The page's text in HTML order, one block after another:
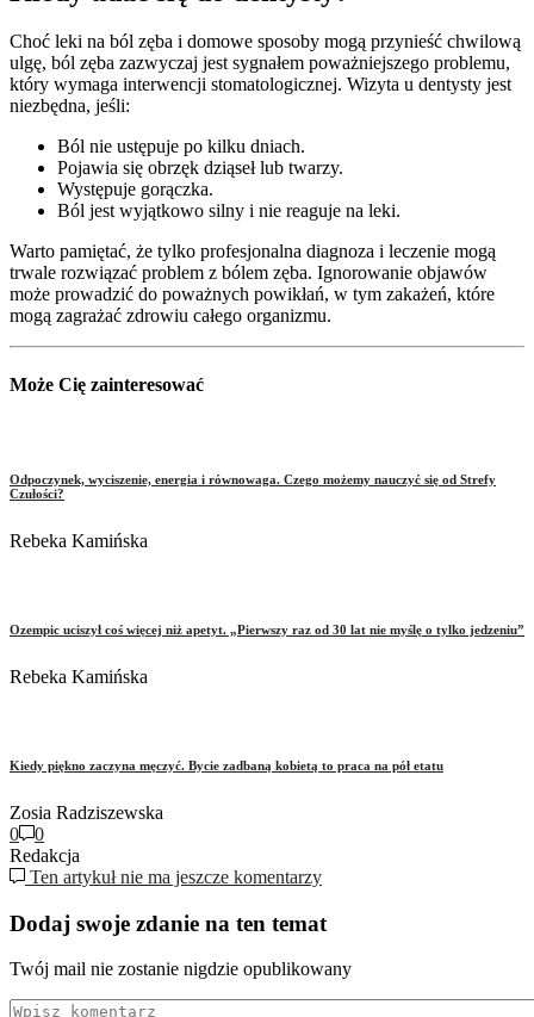
Choć leki na ból zęba i domowe sposoby mogą przynieść chwilową
ulgę, ból zęba zazwyczaj jest sygnałem poważniejszego problemu,
który wymaga interwencji stomatologicznej. Wizyta u dentysty jest
niezbędna, jeśli:
Ból nie ustępuje po kilku dniach.
Pojawia się obrzęk dziąseł lub twarzy.
Występuje gorączka.
Ból jest wyjątkowo silny i nie reaguje na leki.
Warto pamiętać, że tylko profesjonalna diagnoza i leczenie mogą
trwale rozwiązać problem z bólem zęba. Ignorowanie objawów
może prowadzić do poważnych powikłań, w tym zakażeń, które
mogą zagrażać zdrowiu całego organizmu.
Może Cię zainteresować
Odpoczynek, wyciszenie, energia i równowaga. Czego możemy nauczyć się od Strefy
Czułości?
Rebeka Kamińska
Ozempic uciszył coś więcej niż apetyt. „Pierwszy raz od 30 lat nie myślę o tylko jedzeniu”
Rebeka Kamińska
Kiedy piękno zaczyna męczyć. Bycie zadbaną kobietą to praca na pół etatu
Zosia Radziszewska
0
0
Redakcja
Ten artykuł nie ma jeszcze komentarzy
Dodaj swoje zdanie na ten temat
Twój mail nie zostanie nigdzie opublikowany